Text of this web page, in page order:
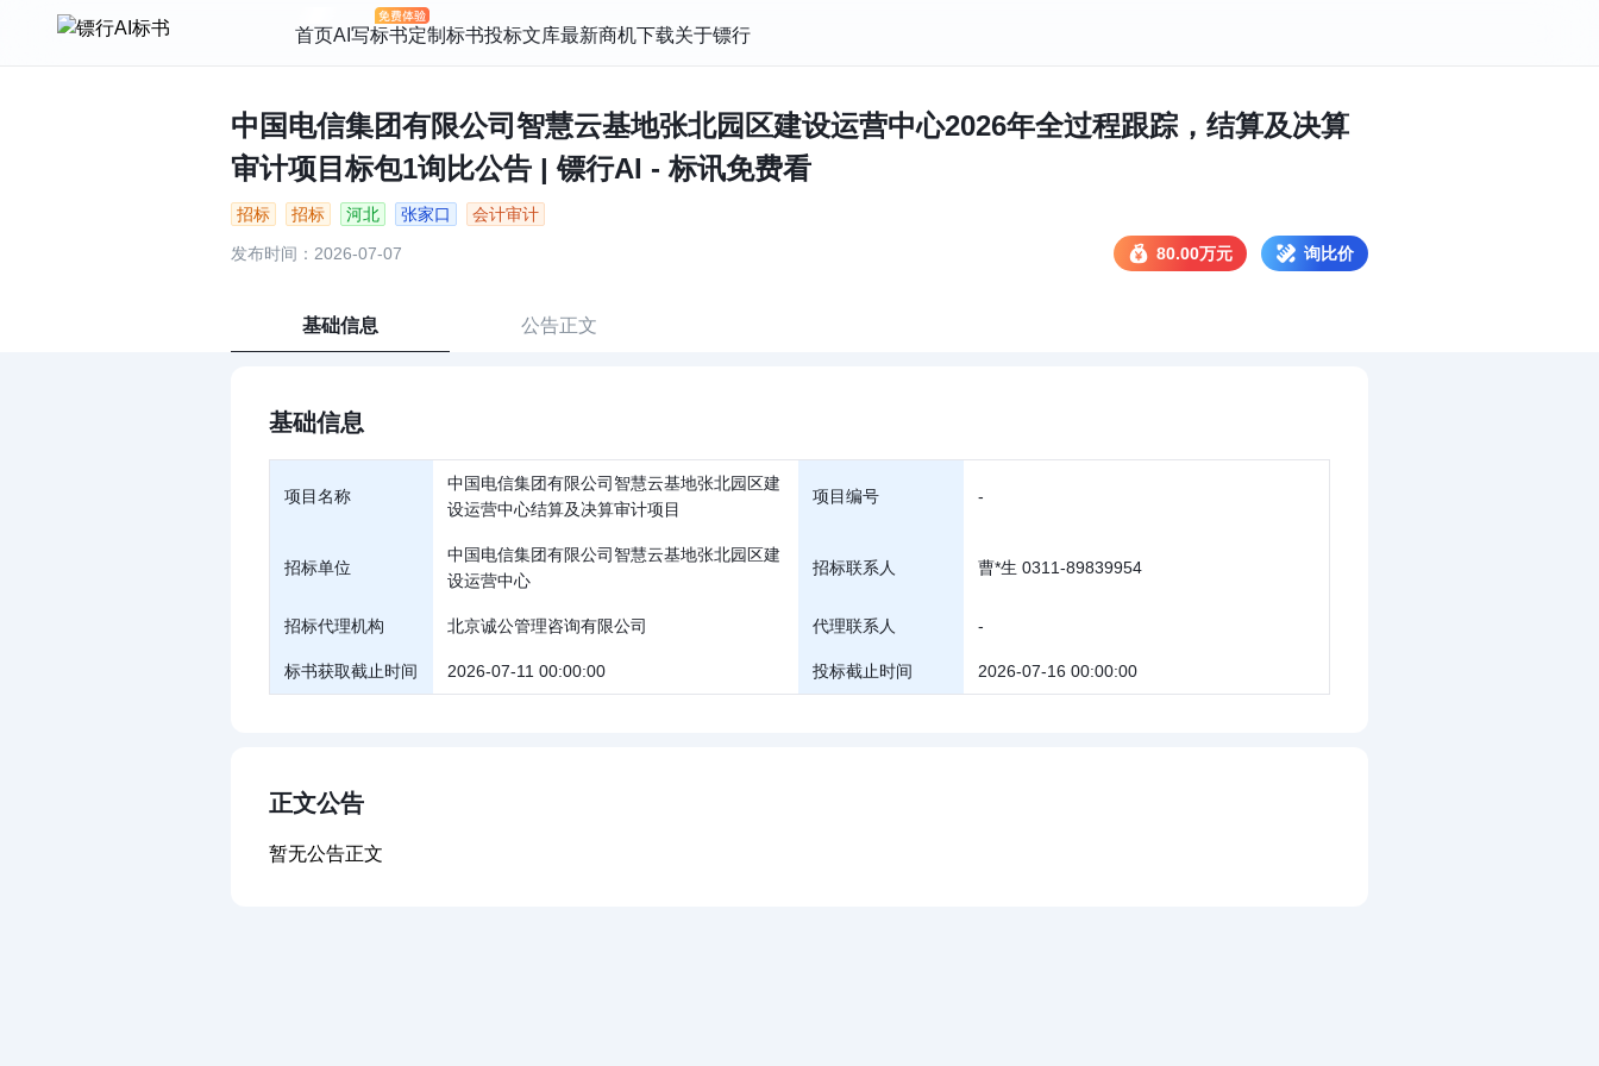
首页AI写标书定制标书投标文库最新商机下载关于镖行
中国电信集团有限公司智慧云基地张北园区建设运营中心2026年全过程跟踪，结算及决算
审计项目标包1询比公告 | 镖行AI - 标讯免费看
招标 招标 河北 张家口 会计审计
发布时间：2026-07-07 80.00万元 询比价
基础信息 公告正文
基础信息
项目名称
中国电信集团有限公司智慧云基地张北园区建
设运营中心结算及决算审计项目
项目编号 -
招标单位
中国电信集团有限公司智慧云基地张北园区建
设运营中心
招标联系人 曹*生 0311-89839954
招标代理机构 北京诚公管理咨询有限公司 代理联系人 -
标书获取截止时间 2026-07-11 00:00:00 投标截止时间 2026-07-16 00:00:00
正文公告
暂无公告正文